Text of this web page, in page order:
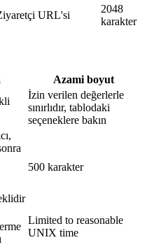
URL'si
2048
karakter
Azami boyut
İzin verilen değerlerle
sınırlıdır, tablodaki
seçeneklere bakın
500 karakter
Limited to reasonable
UNIX time